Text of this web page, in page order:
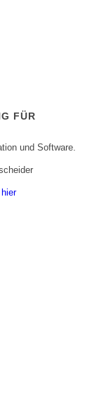
FÜR
und Software.